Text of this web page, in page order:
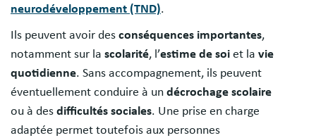
neurodéveloppement (TND).
Ils peuvent avoir des conséquences importantes,
notamment sur la scolarité, l’estime de soi et la vie
quotidienne. Sans accompagnement, ils peuvent
éventuellement conduire à un décrochage scolaire
ou à des difficultés sociales. Une prise en charge
adaptée permet toutefois aux personnes